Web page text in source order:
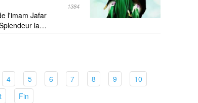
1384
l'imam Jafar
la…
4(current)
5(current)
6(current)
7(current)
8(current)
9(current)
10(current)
(current)
Fin